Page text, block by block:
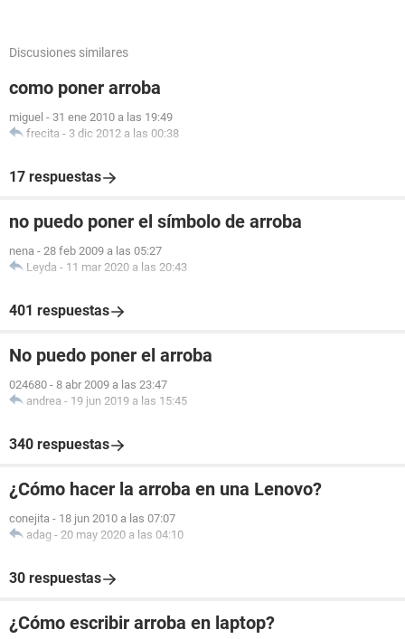
Discusiones similares
como poner arroba
miguel - 31 ene 2010 a las 19:49
frecita - 3 dic 2012 a las 00:38
17 respuestas
no puedo poner el símbolo de arroba
nena - 28 feb 2009 a las 05:27
Leyda - 11 mar 2020 a las 20:43
401 respuestas
No puedo poner el arroba
024680 - 8 abr 2009 a las 23:47
andrea - 19 jun 2019 a las 15:45
340 respuestas
¿Cómo hacer la arroba en una Lenovo?
conejita - 18 jun 2010 a las 07:07
adag - 20 may 2020 a las 04:10
30 respuestas
¿Cómo escribir arroba en laptop?